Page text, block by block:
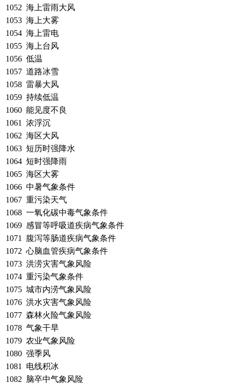
1052 海上雷雨大风
1053 海上大雾
1054 海上雷电
1055 海上台风
1056 低温
1057 道路冰雪
1058 雷暴大风
1059 持续低温
1060 能见度不良
1061
浓浮沉
1062 海区大风
1063 短历时强降水
1064 短时强降雨
1065 海区大雾
1066 中暑气象条件
1067 重污染天气
1068 一氧化碳中毒气象条件
1069 感冒等呼吸道疾病气象条件
1071
腹泻等肠道疾病气象条件
1072 心脑血管疾病气象条件
1073 洪涝灾害气象风险
1074 重污染气象条件
1075 城市内涝气象风险
1076 洪水灾害气象风险
1077 森林火险气象风险
1078 气象干旱
1079 农业气象风险
1080 强季风
1081
电线积冰
1082 脑卒中气象风险